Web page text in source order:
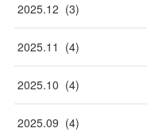
2025.12 (3)
2025.11 (4)
2025.10 (4)
2025.09 (4)